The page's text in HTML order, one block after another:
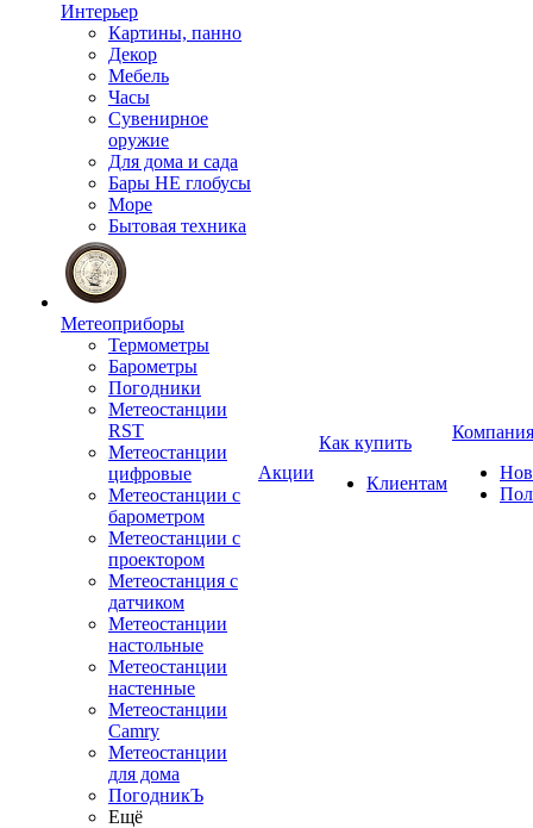
Интерьер
Картины, панно
Декор
Мебель
Часы
Сувенирное
оружие
Для дома и сада
Бары НЕ глобусы
Море
Бытовая техника
Метеоприборы
Термометры
Барометры
Погодники
Метеостанции
RST
Метеостанции
цифровые
Метеостанции с
барометром
Метеостанции с
проектором
Метеостанция с
датчиком
Метеостанции
настольные
Метеостанции
настенные
Метеостанции
Camry
Метеостанции
для дома
ПогодникЪ
Ещё
Акции
Как купить
Клиентам
Компания